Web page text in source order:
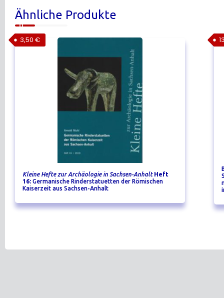
Ähnliche Produkte
Kleine Hefte zur Archäologie in Sachsen-Anhalt Heft
16: Germanische Rinderstatuetten der Römischen
Kaiserzeit aus Sachsen-Anhalt
3,50 €